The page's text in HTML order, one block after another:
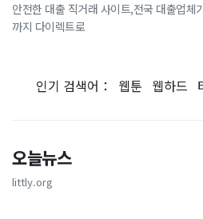
안전한 대출 직거래 사이트,전국 대출업체
까지 다이렉트로
인기 검색어： 웹툰 웹하드
오늘뉴스
littly.org